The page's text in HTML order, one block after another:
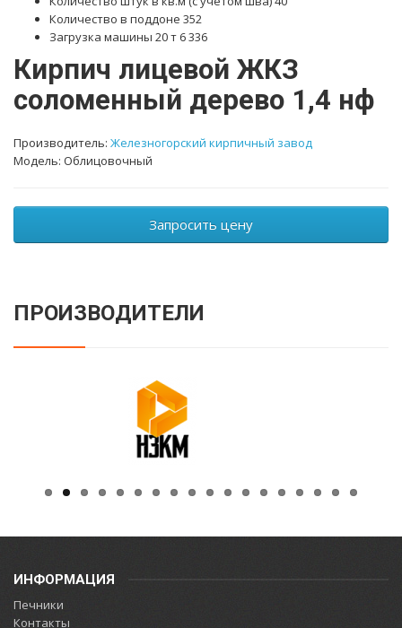
Количество в поддоне 352
Загрузка машины 20 т 6 336
Кирпич лицевой ЖКЗ
соломенный дерево 1,4 нф
Производитель: Железногорский кирпичный завод
Модель: Облицовочный
Запросить цену
ПРОИЗВОДИТЕЛИ
ИНФОРМАЦИЯ
Печники
Контакты